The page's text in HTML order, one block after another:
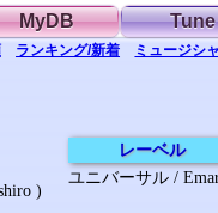
MyDB Tune
ランキング/新着 ミュージシ
)
レーベル
ユニバーサル /